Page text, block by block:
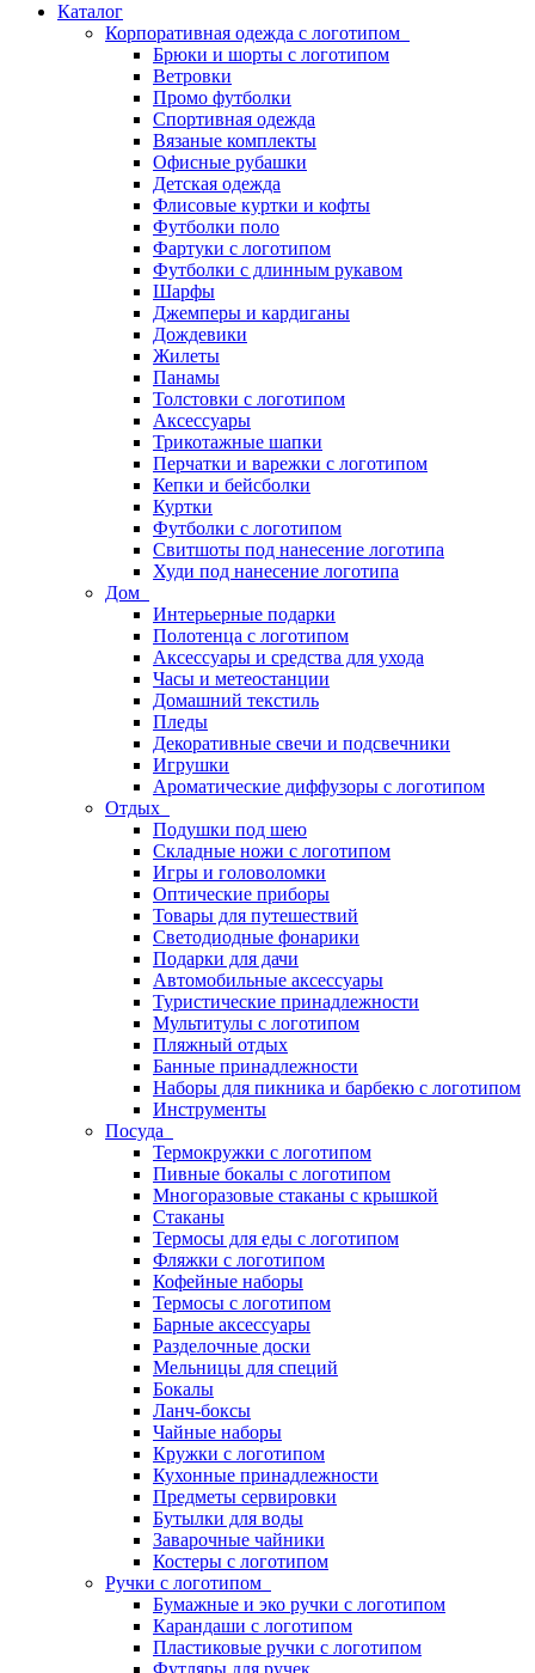
Каталог
Корпоративная одежда с логотипом
Брюки и шорты с логотипом
Ветровки
Промо футболки
Спортивная одежда
Вязаные комплекты
Офисные рубашки
Детская одежда
Флисовые куртки и кофты
Футболки поло
Фартуки с логотипом
Футболки с длинным рукавом
Шарфы
Джемперы и кардиганы
Дождевики
Жилеты
Панамы
Толстовки с логотипом
Аксессуары
Трикотажные шапки
Перчатки и варежки с логотипом
Кепки и бейсболки
Куртки
Футболки с логотипом
Свитшоты под нанесение логотипа
Худи под нанесение логотипа
Дом
Интерьерные подарки
Полотенца с логотипом
Аксессуары и средства для ухода
Часы и метеостанции
Домашний текстиль
Пледы
Декоративные свечи и подсвечники
Игрушки
Ароматические диффузоры с логотипом
Отдых
Подушки под шею
Складные ножи с логотипом
Игры и головоломки
Оптические приборы
Товары для путешествий
Светодиодные фонарики
Подарки для дачи
Автомобильные аксессуары
Туристические принадлежности
Мультитулы с логотипом
Пляжный отдых
Банные принадлежности
Наборы для пикника и барбекю с логотипом
Инструменты
Посуда
Термокружки с логотипом
Пивные бокалы с логотипом
Многоразовые стаканы с крышкой
Стаканы
Термосы для еды с логотипом
Фляжки с логотипом
Кофейные наборы
Термосы с логотипом
Барные аксессуары
Разделочные доски
Мельницы для специй
Бокалы
Ланч-боксы
Чайные наборы
Кружки с логотипом
Кухонные принадлежности
Предметы сервировки
Бутылки для воды
Заварочные чайники
Костеры с логотипом
Ручки с логотипом
Бумажные и эко ручки с логотипом
Карандаши с логотипом
Пластиковые ручки с логотипом
Футляры для ручек